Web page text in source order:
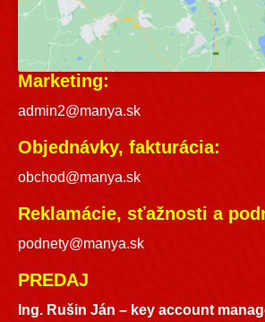
Marketing:
admin2@manya.sk
Objednávky, fakturácia:
obchod@manya.sk
Reklamácie, sťažnosti a
podnety@manya.sk
PREDAJ
Ing. Rušin Ján – key account